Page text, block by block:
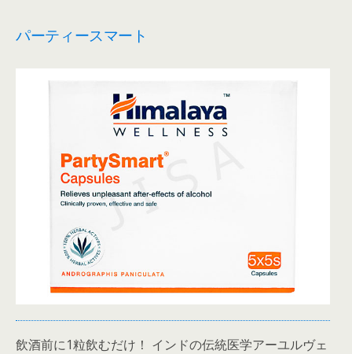
パーティースマート
飲酒前に1粒飲むだけ！ インドの伝統医学アーユルヴェ